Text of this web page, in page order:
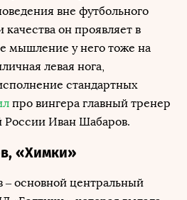
вне футбольного
качества он проявляет в
мышление у него тоже на
левая нога,
стандартных
про вингера главный тренер
Иван Шабаров.
«Химки»
– основной центральный